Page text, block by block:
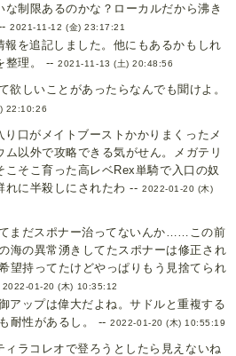
な制限あるのかな？ローカルだから沸き
2021-11-12 (金) 23:17:21
報を追記しました。他にもあるかもしれ
整理。 --2021-11-13 (土) 20:48:56
欲しいことがあったらなんでも聞けよ。
22:10:26
り口がメイトブーストかかりまくったメ
ム以外で攻略できる気がせん。メガテリ
こそこ育った高レベRex単騎で入口の奴
れに半殺しにされたわ -- 2022-01-20 (木)
まだスポナー治ってないんか……この前
海の異常湧きしてたスポナーは修正され
望持ってたけどやっぱりもう見捨てられ
2022-01-20 (木) 10:35:12
アップは偉大だよね。サドルと重複する
耐性があるし。 --2022-01-20 (木) 10:55:19
ィラコレオで登ろうとしたら見えないね